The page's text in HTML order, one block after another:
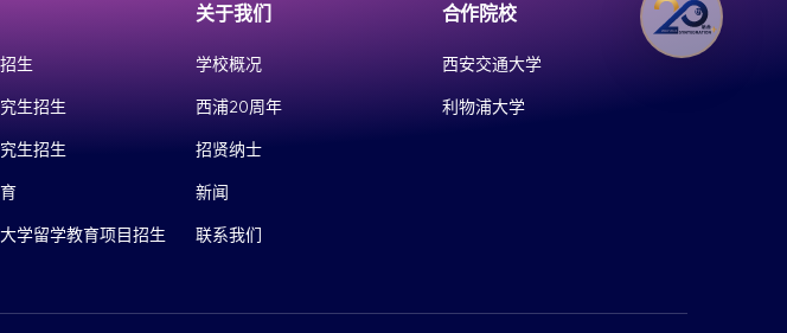
生
生招生
生招生
学留学教育项目招生
关于我们
学校概况
西浦20周年
招贤纳士
新闻
联系我们
合作院校
西安交通大学
利物浦大学